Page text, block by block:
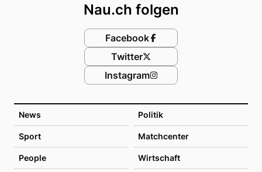
News Politik
Sport Matchcenter
People Wirtschaft
Nau.ch folgen
Facebook
Twitter
Instagram